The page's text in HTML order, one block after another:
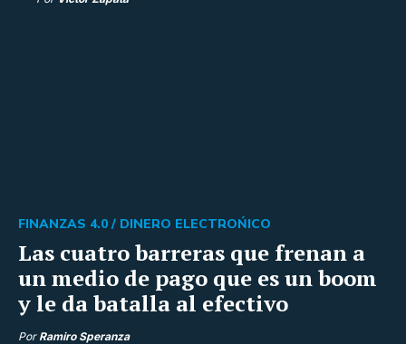
Las cuatro barreras que frenan a
un medio de pago que es un boom
y le da batalla al efectivo
FINANZAS 4.0 / DINERO ELECTROŃICO
Por Ramiro Speranza